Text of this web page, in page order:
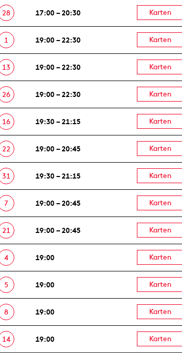
28 17:00 – 20:30 Karten
1 19:00 – 22:30 Karten
13 19:00 – 22:30 Karten
26 19:00 – 22:30 Karten
16 19:30 – 21:15 Karten
22 19:00 – 20:45 Karten
31 19:30 – 21:15 Karten
7 19:00 – 20:45 Karten
21 19:00 – 20:45 Karten
4 19:00 Karten
5 19:00 Karten
8 19:00 Karten
14 19:00 Karten